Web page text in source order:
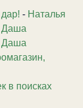
- Наталья
Даша
Даша
в поисках